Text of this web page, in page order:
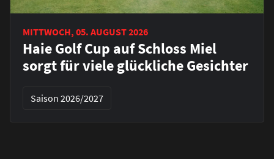
MITTWOCH, 05. AUGUST 2026
Haie Golf Cup auf Schloss Miel
sorgt für viele glückliche Gesichter
Saison 2026/2027